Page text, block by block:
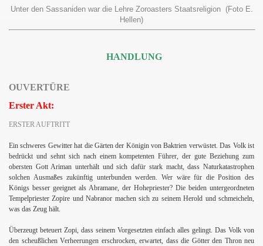
Unter den Sassaniden war die Lehre Zoroasters Staatsreligion (Foto E.
Hellen)
HANDLUNG
OUVERTÜRE
Erster Akt:
ERSTER AUFTRITT
Ein schweres Gewitter hat die Gärten der Königin von Baktrien verwüstet. Das Volk ist
bedrückt und sehnt sich nach einem kompetenten Führer, der gute Beziehung zum
obersten Gott Ariman unterhält und sich dafür stark macht, dass Naturkatastrophen
solchen Ausmaßes zukünftig unterbunden werden. Wer wäre für die Position des
Königs besser geeignet als Abramane, der Hohepriester? Die beiden untergeordneten
Tempelpriester Zopire und Nabranor machen sich zu seinem Herold und schmeicheln,
was das Zeug hält.
Überzeugt beteuert Zopi, dass seinem Vorgesetzten einfach alles gelingt. Das Volk von
den scheußlichen Verheerungen erschrocken, erwartet, dass die Götter den Thron neu